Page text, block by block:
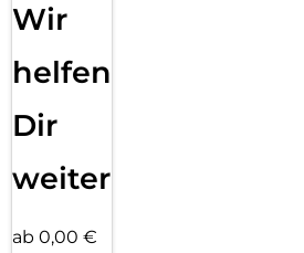
Wir
helfen
Dir
weiter
ab 0,00 €